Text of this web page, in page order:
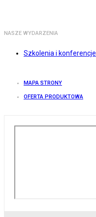
NASZE WYDARZENIA
Szkolenia i konferencje
MAPA STRONY
OFERTA PRODUKTOWA